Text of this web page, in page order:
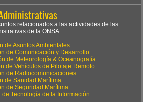
relacionados a las actividades de las
de la ONSA.
de Asuntos Ambientales
de Comunicación y Desarrollo
de Meteorología & Oceanografía
de Vehículos de Pilotaje Remoto
de Radiocomunicaciones
de Sanidad Marítima
de Seguridad Marítima
de Tecnología de la Información